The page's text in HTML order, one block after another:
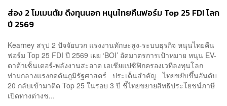
ส่อง 2 โมเมนตัม ดึงทุนนอก หนุนไทยคืนฟอร์ม Top 25 FDI โลก
ปี 2569
Kearney สรุป 2 ปัจจัยบวก แรงงานทักษะสูง-ระบบธุรกิจ หนุนไทยคืน
ฟอร์ม Top 25 FDI ปี 2569 เผย ‘BOI’ อัดมาตรการเป้าหมาย หนุน EV-
ดาต้าเซ็นเตอร์-พลังงานสะอาด เอเชียแปซิฟิกครองเวทีลงทุนโลก
ท่ามกลางแรงกดดันภูมิรัฐศาสตร์ ประเด็นสำคัญ ไทยขยับขึ้นอันดับ
20 กลับเข้ามาติด Top 25 ในรอบ 3 ปี ชี้ไทยขยายสิทธิประโยชน์ภาษี
เปิดทางต่างช...